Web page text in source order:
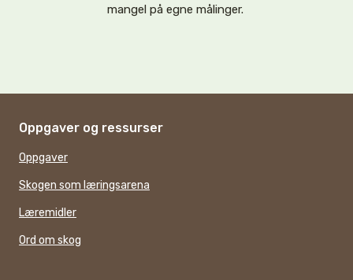
mangel på egne målinger.
Oppgaver og ressurser
Oppgaver
Skogen som læringsarena
Læremidler
Ord om skog